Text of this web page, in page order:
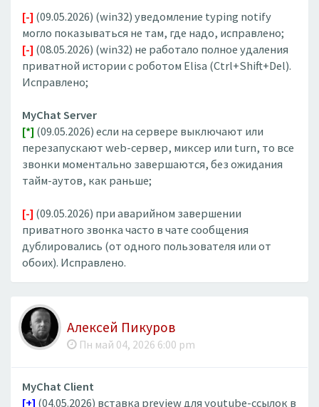
[-] (09.05.2026) (win32) уведомление typing notify
могло показываться не там, где надо, исправлено;
[-] (08.05.2026) (win32) не работало полное удаления
приватной истории с роботом Elisa (Ctrl+Shift+Del).
Исправлено;
MyChat Server
[*] (09.05.2026) если на сервере выключают или
перезапускают web-сервер, миксер или turn, то все
звонки моментально завершаются, без ожидания
тайм-аутов, как раньше;
[-] (09.05.2026) при аварийном завершении
приватного звонка часто в чате сообщения
дублировались (от одного пользователя или от
обоих). Исправлено.
Алексей Пикуров
Пн май 04, 2026 6:00 pm
MyChat Client
[+] (04.05.2026) вставка preview для youtube-ссылок в